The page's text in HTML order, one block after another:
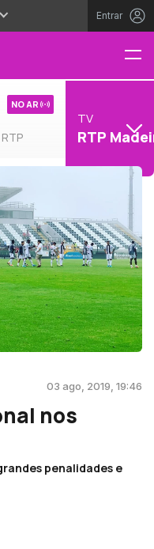
Entrar
NO AR
TV
RTP
03 ago, 2019, 19:46
nos
penalidades e